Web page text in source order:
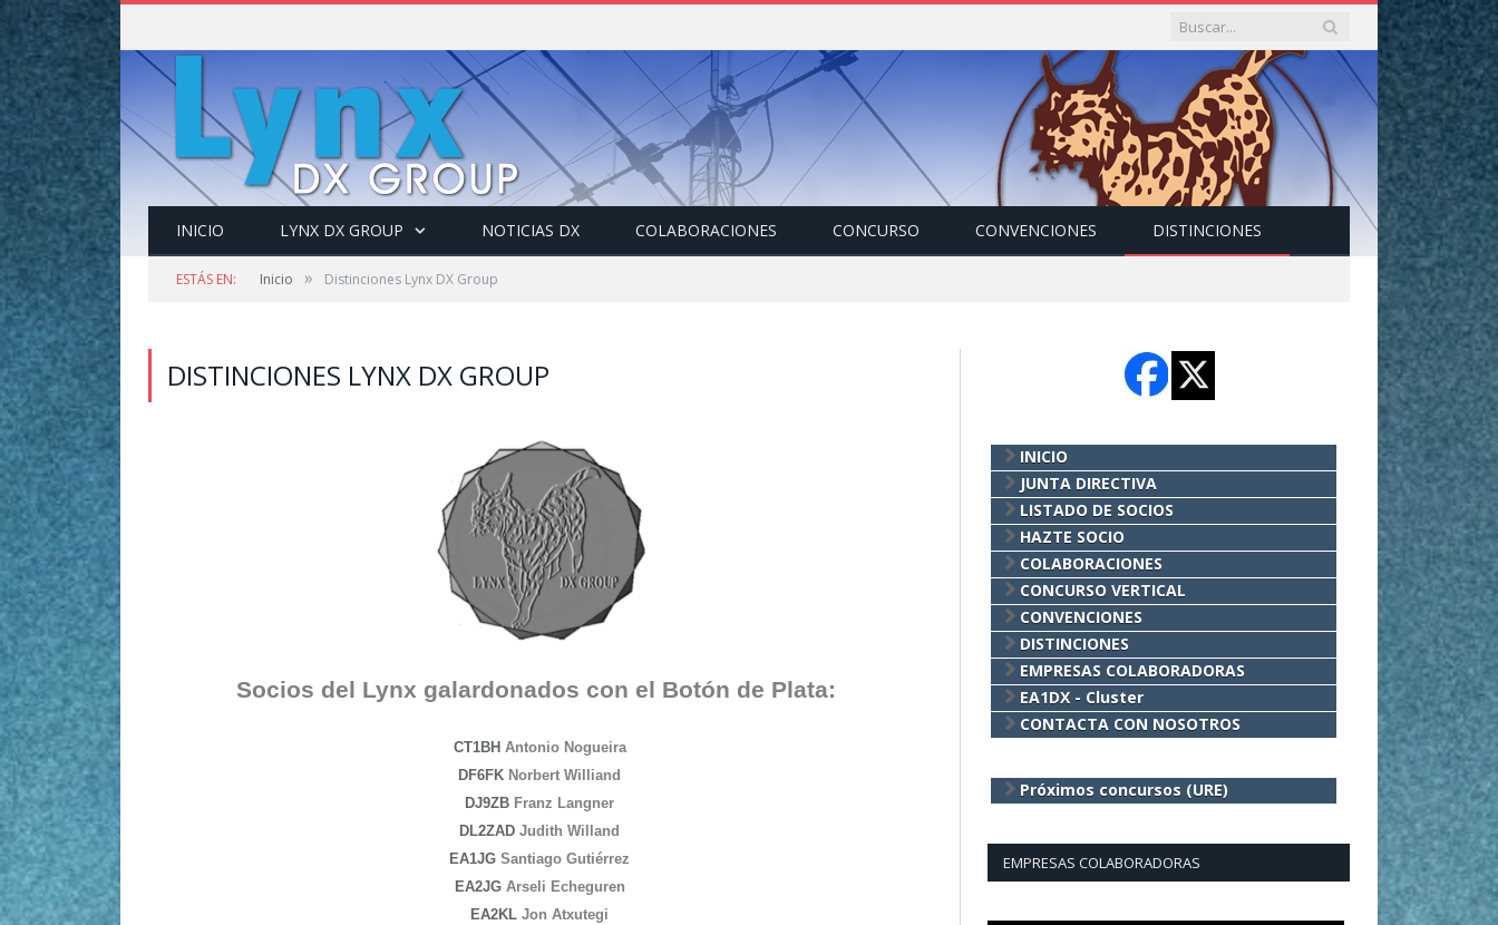
INICIO LYNX DX GROUP NOTICIAS DX COLABORACIONES CONCURSO CONVENCIONES DISTINCIONES
ESTÁS EN: Inicio » Distinciones Lynx DX Group
DISTINCIONES LYNX DX GROUP
Socios del Lynx galardonados con el Botón de Plata:
CT1BH Antonio Nogueira
DF6FK Norbert Williand
DJ9ZB Franz Langner
DL2ZAD Judith Willand
EA1JG Santiago Gutiérrez
EA2JGArseli Echeguren
EA2KL Jon Atxutegi
INICIO
JUNTA DIRECTIVA
LISTADO DE SOCIOS
HAZTE SOCIO
COLABORACIONES
CONCURSO VERTICAL
CONVENCIONES
DISTINCIONES
EMPRESAS COLABORADORAS
EA1DX - Cluster
CONTACTA CON NOSOTROS
Próximos concursos (URE)
EMPRESAS COLABORADORAS